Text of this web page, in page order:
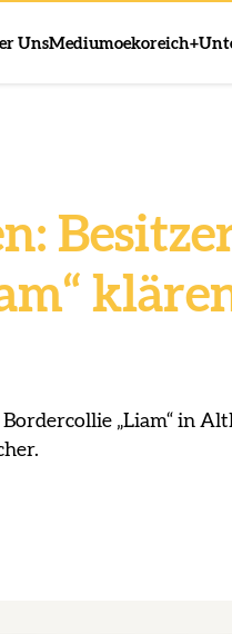
UnsMediumoekoreich+
„Liam“ in